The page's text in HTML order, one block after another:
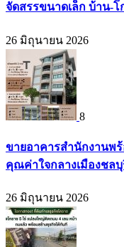
จัดสรรขนาดเล็ก บ้าน-โ
26 มิถุนายน 2026
8
ขายอาคารสำนักงานพ
คุณค่าใจกลางเมืองชลบุ
26 มิถุนายน 2026